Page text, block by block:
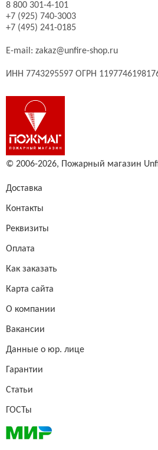
8 800 301-4-101
+7 (925) 740-3003
+7 (495) 241-0185
E-mail: zakaz@unfire-shop.ru
ИНН 7743295597 ОГРН
© 2006-2026, Пожарный магазин
Доставка
Контакты
Реквизиты
Оплата
Как заказать
Карта сайта
О компании
Вакансии
Данные о юр. лице
Гарантии
Статьи
ГОСТы